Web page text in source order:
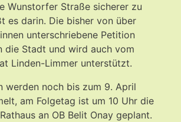
Wunstorfer Straße sicherer zu
es darin. Die bisher von über
unterschriebene Petition
die Stadt und wird auch vom
Linden-Limmer unterstützt.
werden noch bis zum 9. April
am Folgetag ist um 10 Uhr die
an OB Belit Onay geplant.